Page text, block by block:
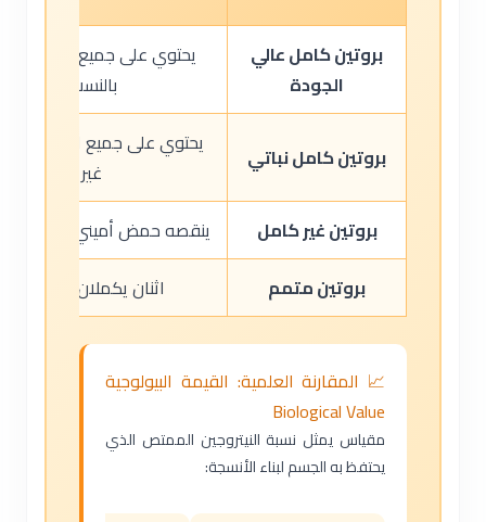
بروتين كامل عالي
الجودة
يحتوي على جميع الأحماض
بالنسب المثلى
بروتين كامل نباتي
يحتوي على جميع الأحماض
غير مثالية
بروتين غير كامل
ينقصه حمض أميني أساسي
بروتين متمم
اثنان يكملان نقص
📈 المقارنة العلمية: القيمة البيولوجية
Biological Value
مقياس يمثل نسبة النيتروجين الممتص الذي
يحتفظ به الجسم لبناء الأنسجة: